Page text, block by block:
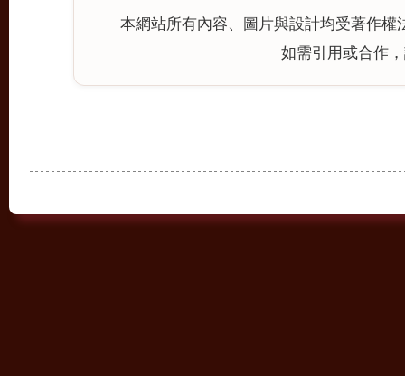
本網站所有內容、圖片與設計均受著作
如需引用或合作